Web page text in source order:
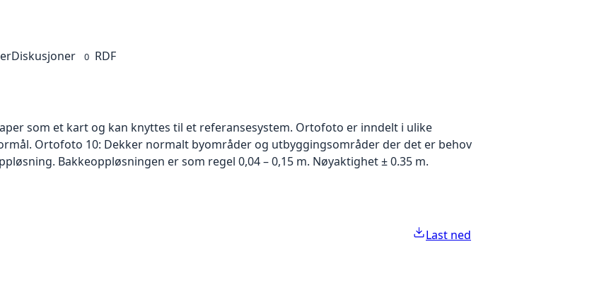
Diskusjoner 0 RDF
som et kart og kan knyttes til et referansesystem. Ortofoto er inndelt i ulike
Ortofoto 10: Dekker normalt byområder og utbyggingsområder der det er behov
Bakkeoppløsningen er som regel 0,04 – 0,15 m. Nøyaktighet ± 0.35 m.
Last ned